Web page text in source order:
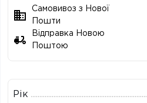
Самовивоз з Нової
Пошти
Відправка Новою
Поштою
Рік